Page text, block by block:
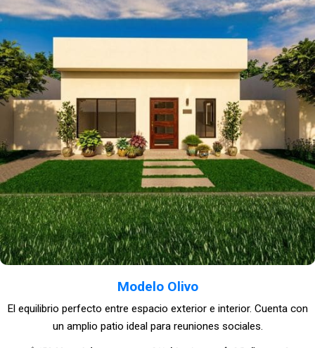
Modelo Olivo
El equilibrio perfecto entre espacio exterior e interior. Cuenta con
un amplio patio ideal para reuniones sociales.